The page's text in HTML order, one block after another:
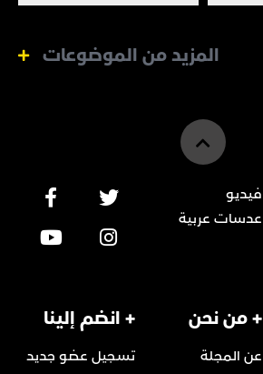
المزيد من الموضوعات
فيديو
عدسات عربية
+ من نحن
عن المجلة
+ انضم إلينا
تسجيل عضو جديد